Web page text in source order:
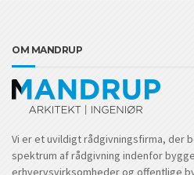
OM MANDRUP
Vi er et uvildigt rådgivningsfirma, der
spektrum af rådgivning indenfor
erhvervsvirksomheder og offentlige